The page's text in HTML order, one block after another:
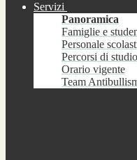
Servizi
Panoramica
Famiglie e
Personale
Percorsi di studio
Orario vigente
Team